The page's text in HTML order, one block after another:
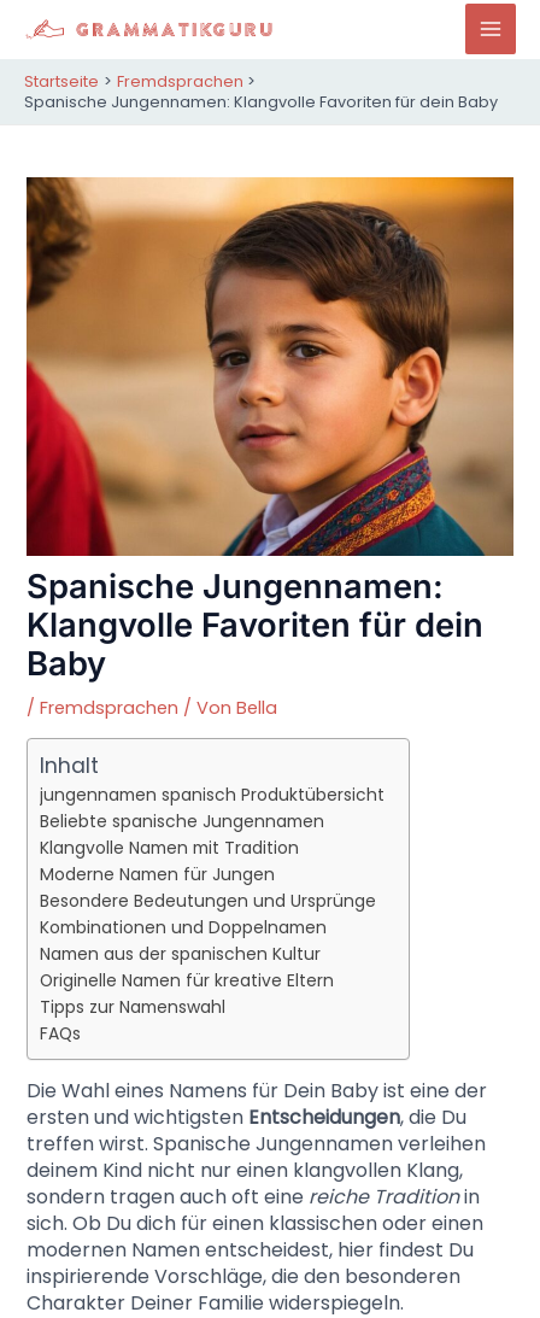
Inhalt
Startseite
Fremdsprachen
Spanische Jungennamen: Klangvolle Favoriten für dein Baby
Spanische Jungennamen:
Klangvolle Favoriten für dein
Baby
/Fremdsprachen / VonBella
Inhalt
jungennamen spanisch Produktübersicht
Beliebte spanische Jungennamen
Klangvolle Namen mit Tradition
Moderne Namen für Jungen
Besondere Bedeutungen und Ursprünge
Kombinationen und Doppelnamen
Namen aus der spanischen Kultur
Originelle Namen für kreative Eltern
Tipps zur Namenswahl
FAQs
Die Wahl eines Namens für Dein Baby ist eine der
ersten und wichtigsten Entscheidungen, die Du
treffen wirst. Spanische Jungennamen verleihen
deinem Kind nicht nur einen klangvollen Klang,
sondern tragen auch oft eine reiche Traditionin
sich. Ob Du dich für einen klassischen oder einen
modernen Namen entscheidest, hier findest Du
inspirierende Vorschläge, die den besonderen
Charakter Deiner Familie widerspiegeln.